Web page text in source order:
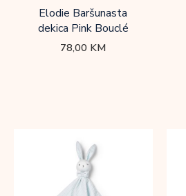
Elodie Baršunasta
dekica Pink Bouclé
78,00 KM